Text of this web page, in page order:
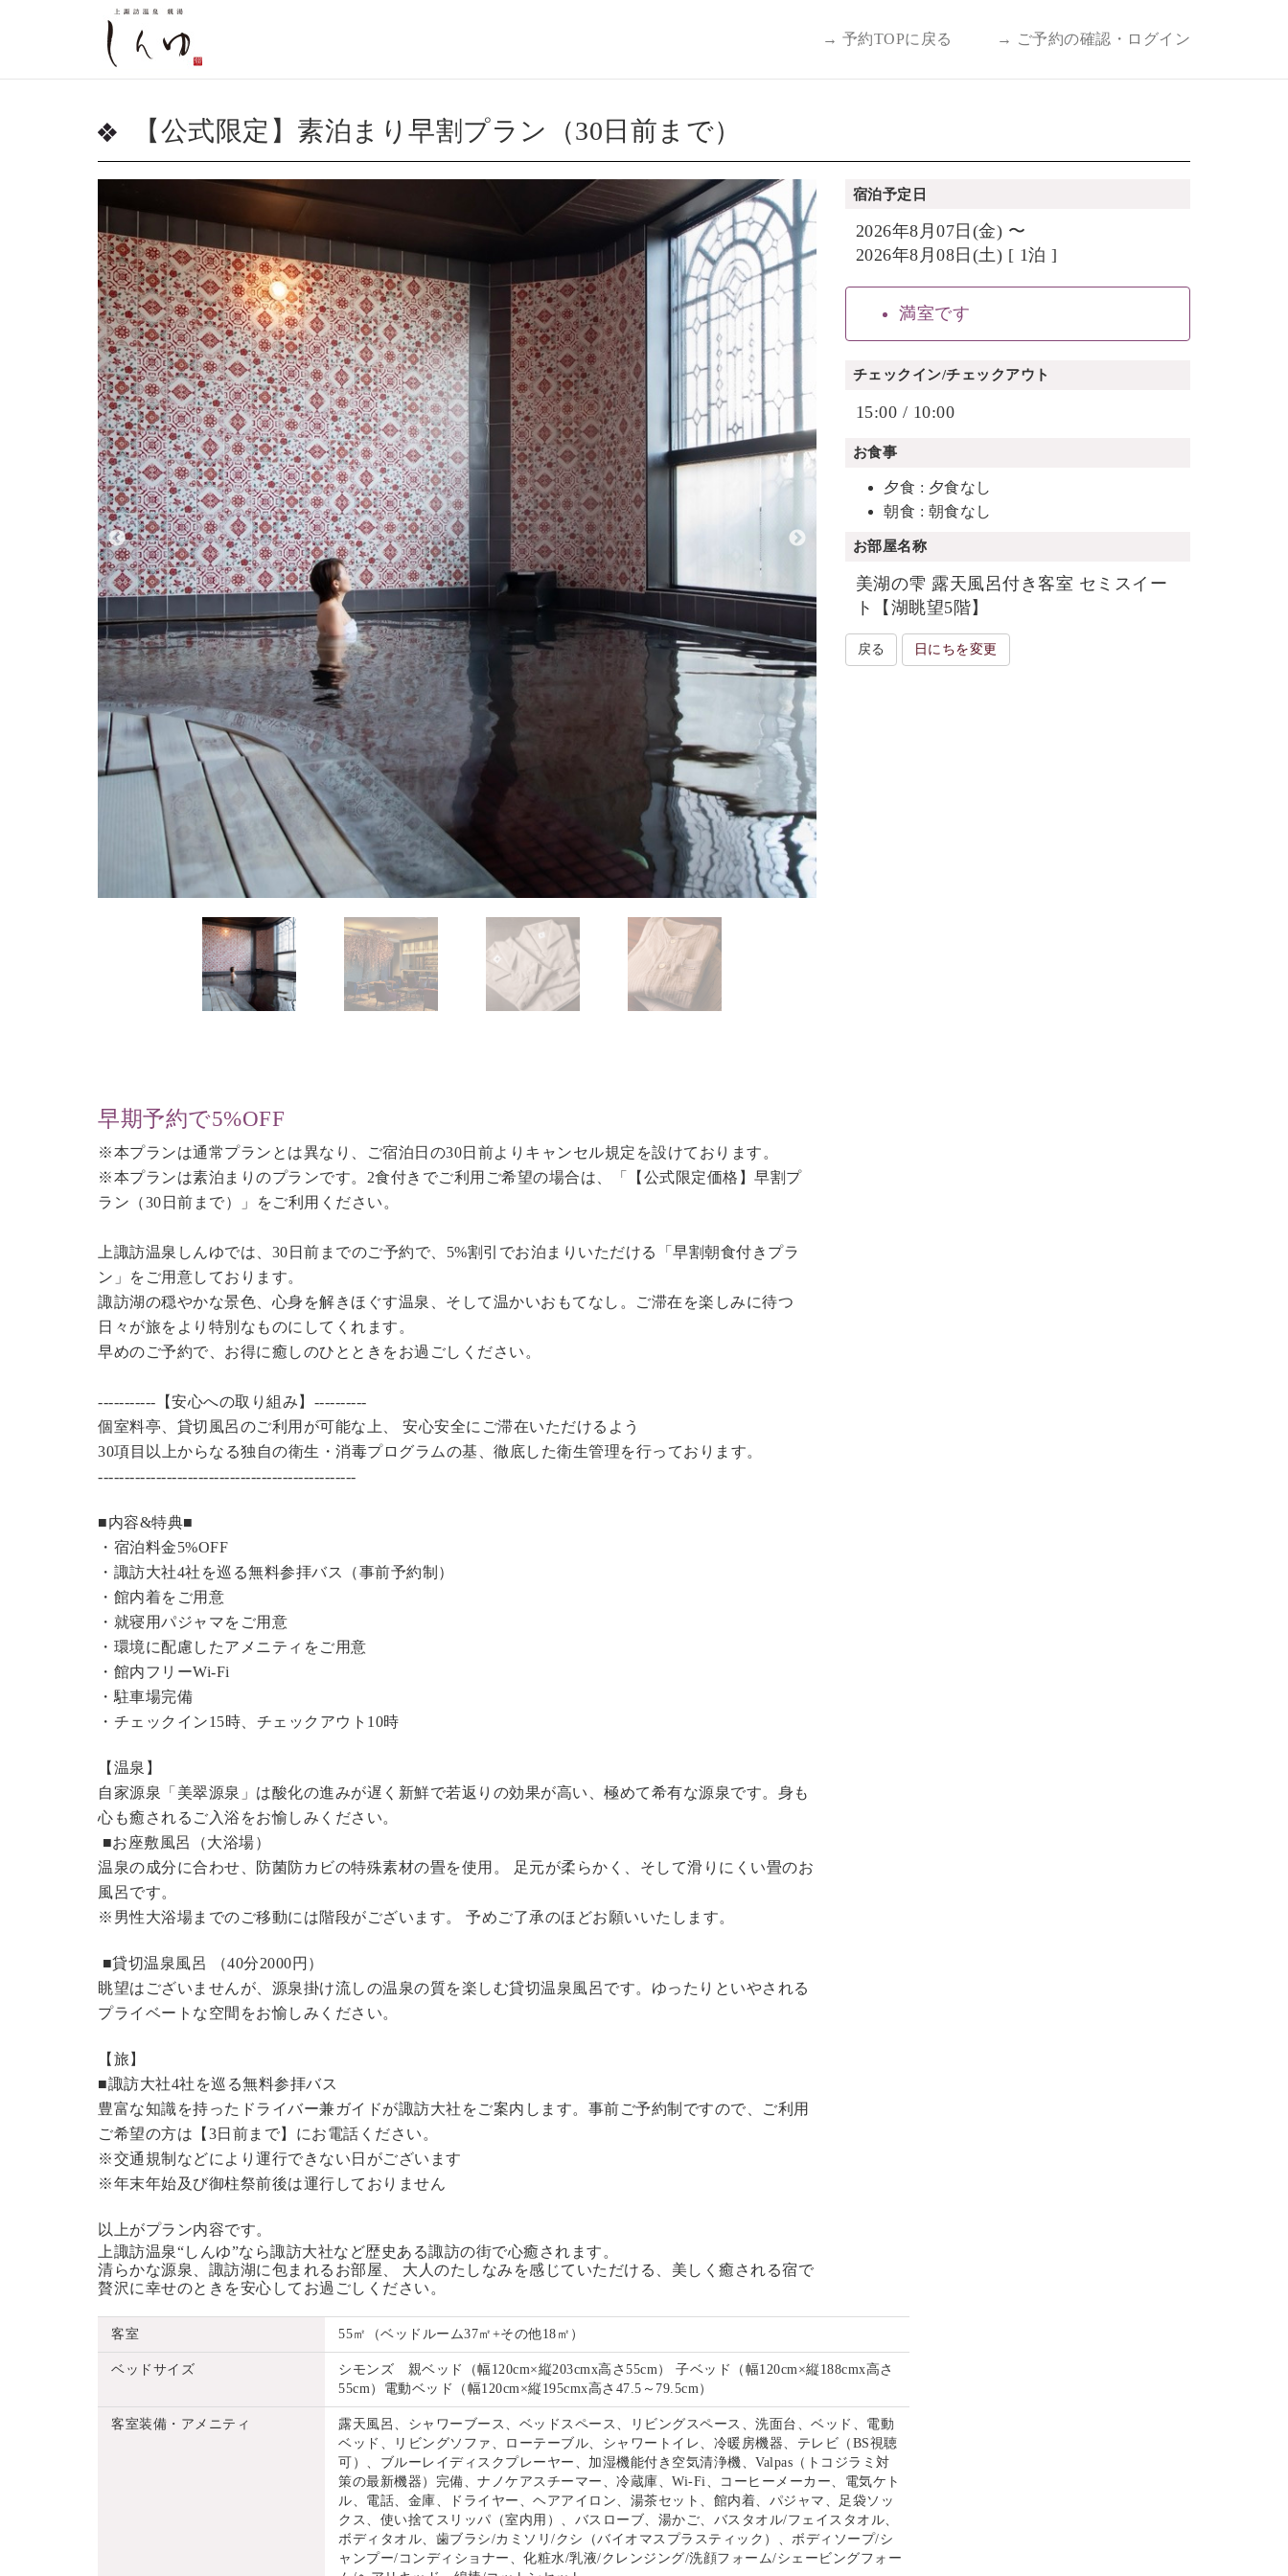
→ 予約TOPに戻る → ご予約の確認・ログイン
【公式限定】素泊まり早割プラン（30日前まで）
早期予約で5%OFF
※本プランは通常プランとは異なり、ご宿泊日の30日前よりキャンセル規定を設けております。
※本プランは素泊まりのプランです。2食付きでご利用ご希望の場合は、「
【公式限定価格】早割プ
ラン（30日前まで）
」をご利用ください。
上諏訪温泉しんゆでは、30日前までのご予約で、5%割引でお泊まりいただける「早割朝食付きプラ
ン」をご用意しております。
諏訪湖の穏やかな景色、心身を解きほぐす温泉、そして温かいおもてなし。ご滞在を楽しみに待つ
日々が旅をより特別なものにしてくれます。
早めのご予約で、お得に癒しのひとときをお過ごしください。
-----------【安心への取り組み】----------
個室料亭、貸切風呂のご利用が可能な上、 安心安全にご滞在いただけるよう
30項目以上からなる独自の衛生・消毒プログラムの基、徹底した衛生管理を行っております。
-------------------------------------------------
■内容&特典■
・宿泊料金5%OFF
・諏訪大社4社を巡る無料参拝バス（事前予約制）
・館内着をご用意
・就寝用パジャマをご用意
・環境に配慮したアメニティをご用意
・館内フリーWi-Fi
・駐車場完備
・チェックイン15時、チェックアウト10時
【温泉】
自家源泉「美翠源泉」は酸化の進みが遅く新鮮で若返りの効果が高い、極めて希有な源泉です。身も
心も癒されるご入浴をお愉しみください。
■お座敷風呂（大浴場）
温泉の成分に合わせ、防菌防カビの特殊素材の畳を使用。 足元が柔らかく、そして滑りにくい畳のお
風呂です。
※男性大浴場までのご移動には階段がございます。 予めご了承のほどお願いいたします。
■貸切温泉風呂 （40分2000円）
眺望はございませんが、源泉掛け流しの温泉の質を楽しむ貸切温泉風呂です。ゆったりといやされる
プライベートな空間をお愉しみください。
【旅】
■諏訪大社4社を巡る無料参拝バス
豊富な知識を持ったドライバー兼ガイドが諏訪大社をご案内します。 事前ご予約制ですので、ご利用
ご希望の方は【3日前まで】にお電話ください。
※交通規制などにより運行できない日がございます
※年末年始及び御柱祭前後は運行しておりません
以上がプラン内容です。
上諏訪温泉“しんゆ”なら諏訪大社など歴史ある諏訪の街で心癒されます。
清らかな源泉、諏訪湖に包まれるお部屋、 大人のたしなみを感じていただける、美しく癒される宿で
贅沢に幸せのときを安心してお過ごしください。
宿泊予定日
2026年8月07日(金) 〜
2026年8月08日(土) [ 1泊 ]
満室です
チェックイン/チェックアウト
15:00 / 10:00
お食事
夕食 : 夕食なし
朝食 : 朝食なし
お部屋名称
美湖の雫 露天風呂付き客室 セミスイー
ト【湖眺望5階】
戻る 日にちを変更
客室 55㎡（ベッドルーム37㎡+その他18㎡）
ベッドサイズ
シモンズ 親ベッド（幅120cm×縦203cmx高さ55cm） 子ベッド（幅120cm×縦188cmx高さ
55cm）電動ベッド（幅120cm×縦195cmx高さ47.5～79.5cm）
客室装備・アメニティ
露天風呂、シャワーブース、ベッドスペース、リビングスペース、洗面台、ベッド、電動
ベッド、リビングソファ、ローテーブル、シャワートイレ、冷暖房機器、テレビ（BS視聴
可）、ブルーレイディスクプレーヤー、加湿機能付き空気清浄機、Valpas（トコジラミ対
策の最新機器）完備、ナノケアスチーマー、冷蔵庫、Wi-Fi、コーヒーメーカー、電気ケト
ル、電話、金庫、ドライヤー、ヘアアイロン、湯茶セット、館内着、パジャマ、足袋ソッ
クス、使い捨てスリッパ（室内用）、バスローブ、湯かご、バスタオル/フェイスタオル、
ボディタオル、歯ブラシ/カミソリ/クシ（バイオマスプラスティック）、ボディソープ/シ
ャンプー/コンディショナー、化粧水/乳液/クレンジング/洗顔フォーム/シェービングフォー